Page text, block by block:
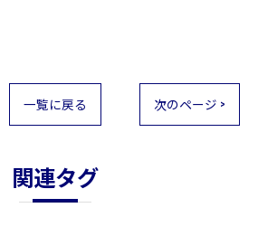
一覧に戻る 次のページ >
関連タグ